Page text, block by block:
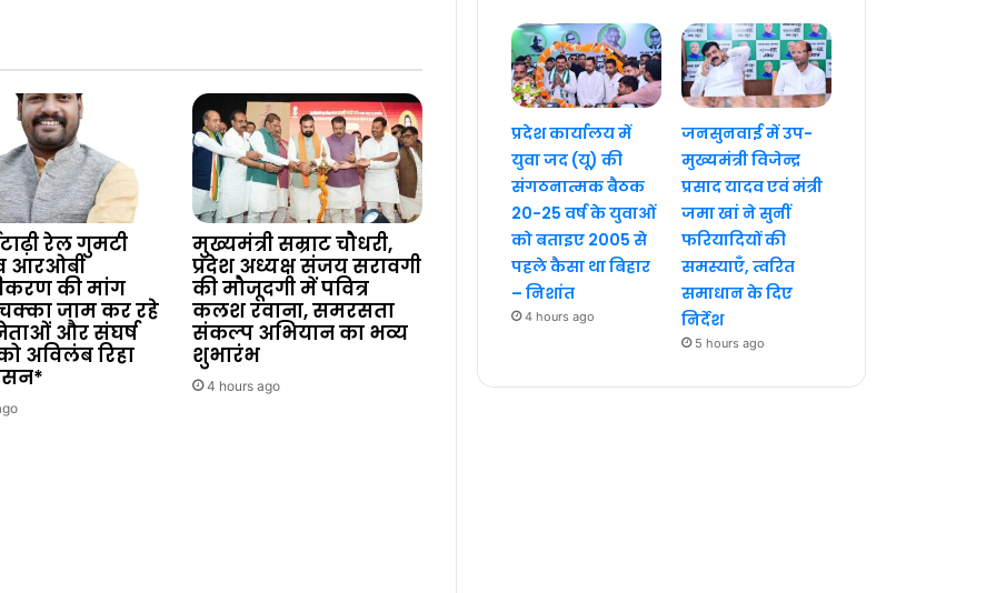
रेल गुमटी
आरओबी
की मांग
जाम कर रहे
और संघर्ष
अविलंब रिहा
मुख्यमंत्री सम्राट चौधरी,
प्रदेश अध्यक्ष संजय सरावगी
की मौजूदगी में पवित्र
कलश रवाना, समरसता
संकल्प अभियान का भव्य
शुभारंभ
4 hours ago
प्रदेश कार्यालय में
युवा जद (यू) की
संगठनात्मक बैठक
20-25 वर्ष के युवाओं
को बताइए 2005 से
पहले कैसा था बिहार
– निशांत
4 hours ago
जनसुनवाई में उप-
मुख्यमंत्री विजेन्द्र
प्रसाद यादव एवं मंत्री
जमा खां ने सुनीं
फरियादियों की
समस्याएँ, त्वरित
समाधान के दिए
निर्देश
5 hours ago